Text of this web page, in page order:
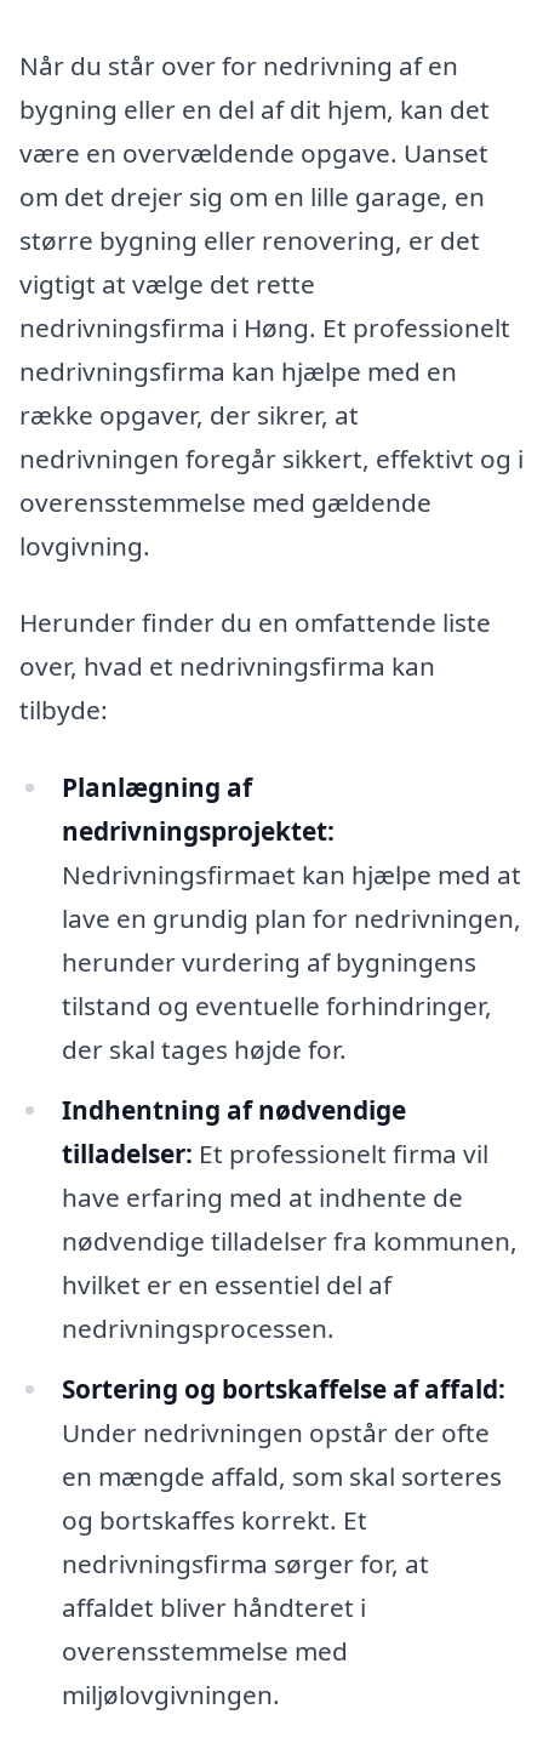
Når du står over for nedrivning af en
bygning eller en del af dit hjem, kan det
være en overvældende opgave. Uanset
om det drejer sig om en lille garage, en
større bygning eller renovering, er det
vigtigt at vælge det rette
nedrivningsfirma i Høng. Et professionelt
nedrivningsfirma kan hjælpe med en
række opgaver, der sikrer, at
nedrivningen foregår sikkert, effektivt og i
overensstemmelse med gældende
lovgivning.
Herunder finder du en omfattende liste
over, hvad et nedrivningsfirma kan
tilbyde:
Planlægning af
nedrivningsprojektet:
Nedrivningsfirmaet kan hjælpe med at
lave en grundig plan for nedrivningen,
herunder vurdering af bygningens
tilstand og eventuelle forhindringer,
der skal tages højde for.
Indhentning af nødvendige
tilladelser: Et professionelt firma vil
have erfaring med at indhente de
nødvendige tilladelser fra kommunen,
hvilket er en essentiel del af
nedrivningsprocessen.
Sortering og bortskaffelse af affald:
Under nedrivningen opstår der ofte
en mængde affald, som skal sorteres
og bortskaffes korrekt. Et
nedrivningsfirma sørger for, at
affaldet bliver håndteret i
overensstemmelse med
miljølovgivningen.